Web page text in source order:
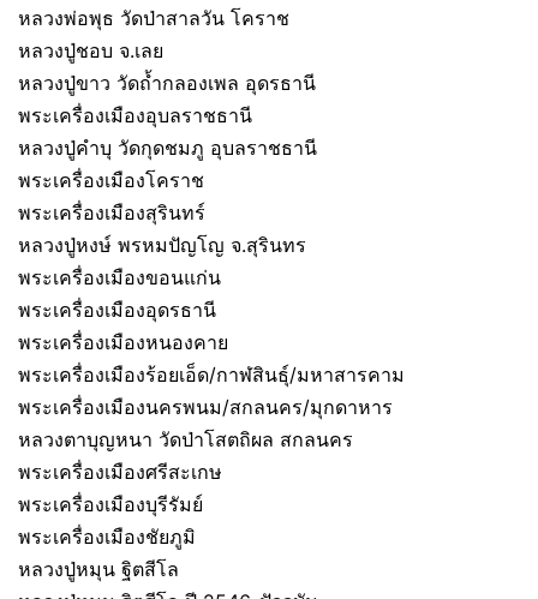
หลวงพ่อพุธ วัดป่าสาลวัน โคราช
หลวงปู่ชอบ จ.เลย
หลวงปู่ขาว วัดถ้ำกลองเพล อุดรธานี
พระเครื่องเมืองอุบลราชธานี
หลวงปู่คำบุ วัดกุดชมภู อุบลราชธานี
พระเครื่องเมืองโคราช
พระเครื่องเมืองสุรินทร์
หลวงปู่หงษ์ พรหมปัญโญ จ.สุรินทร
พระเครื่องเมืองขอนแก่น
พระเครื่องเมืองอุดรธานี
พระเครื่องเมืองหนองคาย
พระเครื่องเมืองร้อยเอ็ด/กาฬสินธุ์/มหาสารคาม
พระเครื่องเมืองนครพนม/สกลนคร/มุกดาหาร
หลวงตาบุญหนา วัดป่าโสตถิผล สกลนคร
พระเครื่องเมืองศรีสะเกษ
พระเครื่องเมืองบุรีรัมย์
พระเครื่องเมืองชัยภูมิ
หลวงปู่หมุน ฐิตสีโล